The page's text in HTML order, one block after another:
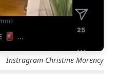
Instragram Christine Morency